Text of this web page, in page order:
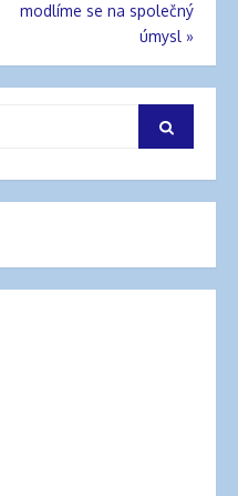
modlíme se na společný
úmysl »
Hledat